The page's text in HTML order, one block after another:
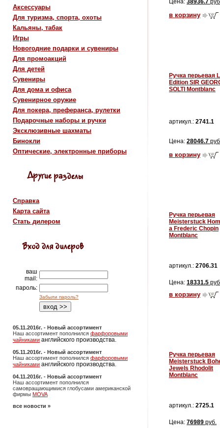
Аксессуары
Для туризма, спорта, охоты
Кальяны, табак
Игры
Новогодние подарки и сувениры
Для промоакций
Для детей
Сувениры
Для дома и офиса
Сувенирное оружие
Для покера, преферанса, рулетки
Подарочные наборы и ручки
Эксклюзивные шахматы
Бинокли
Оптические, электронные приборы
Справка
Карта сайта
Стать дилером
ваш
mail:
пароль:
Забыли пароль?
05.11.2016г. - Новый ассортимент
Наш ассортимент пополнился фарфоровыми
чайниками английского производства.
05.11.2016г. - Новый ассортимент
Наш ассортимент пополнился фарфоровыми
чайниками английского производства.
04.11.2016г. - Новый ассортимент
Наш ассортимент пополнился
самовращающимися глобусами американской
фирмы MOVA
все новости »
Цена: 38936.7
в корзину
Ручка перьевая
Edition SIR
SOLTI Montblanc
артикул.: 2741.1
Цена: 28046.7
в корзину
Ручка перьевая
Meisterstuck
a Frederic Chopin
Montblanc
артикул.: 2706.31
Цена: 18331.5
в корзину
Ручка перьевая
Meisterstuck
Jewels Rhodolit
Montblanc
артикул.: 2725.1
Цена: 76989 руб.